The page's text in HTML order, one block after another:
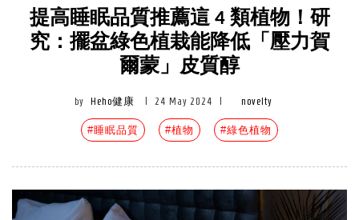
提高睡眠品質推薦這 4 類植物！研
究：擺盆綠色植栽能降低「壓力賀
爾蒙」皮質醇
by Heho健康 24 May 2024 novelty
#睡眠品質 #植物 #綠色植物